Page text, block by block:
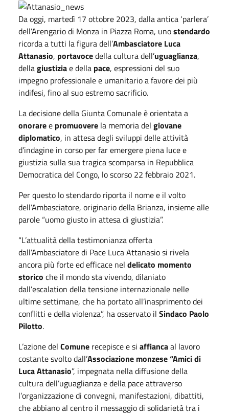
Da oggi, martedì 17 ottobre 2023, dalla antica ‘parlera’
dell’Arengario di Monza in Piazza Roma, unostendardo
ricorda a tutti la figura dell’Ambasciatore Luca
Attanasio, portavocedella cultura dell’uguaglianza,
dellagiustiziae della pace, espressioni del suo
impegno professionale e umanitario a favore dei più
indifesi, fino al suo estremo sacrificio.
La decisione della Giunta Comunale è orientata a
onoraree promuovere la memoria del giovane
diplomatico, in attesa degli sviluppi delle attività
d’indagine in corso per far emergere piena luce e
giustizia sulla sua tragica scomparsa in Repubblica
Democratica del Congo, lo scorso 22 febbraio 2021.
Per questo lo stendardo riporta il nome e il volto
dell’Ambasciatore, originario della Brianza, insieme alle
parole “uomo giusto in attesa di giustizia”.
“L’attualità della testimonianza offerta
dall’Ambasciatore di Pace Luca Attanasio si rivela
ancora più forte ed efficace nel delicato momento
storico che il mondo sta vivendo, dilaniato
dall’escalation della tensione internazionale nelle
ultime settimane, che ha portato all’inasprimento dei
conflitti e della violenza”, ha osservato il Sindaco Paolo
Pilotto.
L’azione del Comune recepisce e si affiancaal lavoro
costante svolto dall’Associazione monzese “Amici di
Luca Attanasio”, impegnata nella diffusione della
cultura dell’uguaglianza e della pace attraverso
l’organizzazione di convegni, manifestazioni, dibattiti,
che abbiano al centro il messaggio di solidarietà tra i